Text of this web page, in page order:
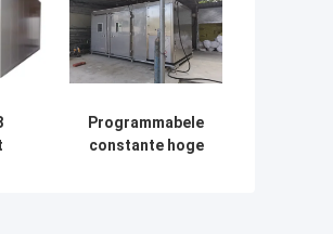
Programmabele
constante hoge